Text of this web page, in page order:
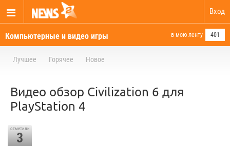
Вход
Компьютерные и видео игры в мою ленту 401
Лучшее Горячее Новое
Видео обзор Civilization 6 для
PlayStation 4
отметили
3